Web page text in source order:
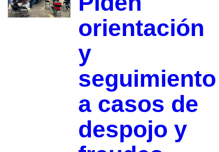
orientación
y
seguimiento
a casos de
despojo y